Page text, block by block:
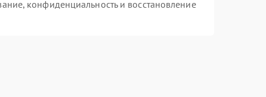
конфиденциальность и восстановление